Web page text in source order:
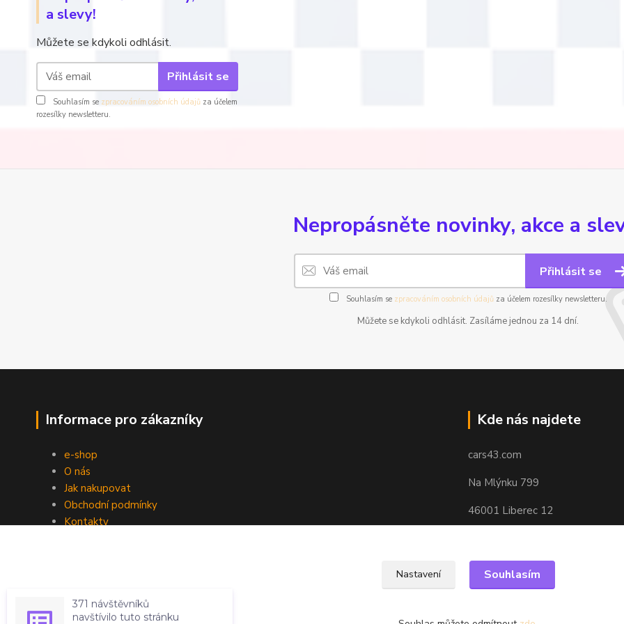
a slevy!
Můžete se kdykoli odhlásit.
Přihlásit se
Souhlasím se zpracováním osobních údajů za účelem
rozesílky newsletteru.
Nepropásněte novinky, akce a
Přihlásit se
Souhlasím se zpracováním osobních údajůza účelem rozesílky newsletteru.
Můžete se kdykoli odhlásit. Zasíláme jednou za 14 dní.
Informace pro zákazníky
e-shop
O nás
Jak nakupovat
Obchodní podmínky
Kontakty
Kde nás najdete
cars43.com
Na Mlýnku 799
46001 Liberec 12
Nastavení Souhlasím
navštívilo tuto stránku
za posledních 7 dní